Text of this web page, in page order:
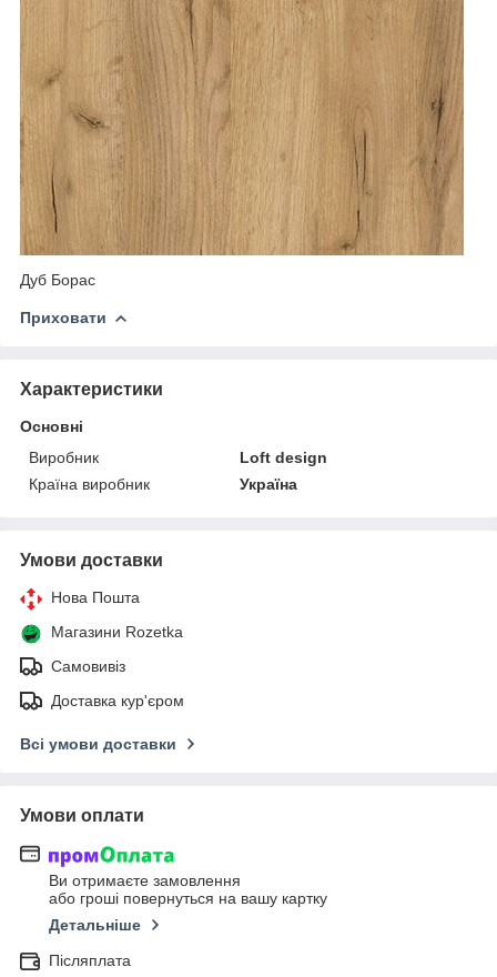
Дуб Борас
Приховати
Характеристики
Основні
Виробник
Loft design
Країна виробник
Україна
Умови доставки
Нова Пошта
Магазини Rozetka
Самовивіз
Доставка кур'єром
Всі умови доставки
Умови оплати
Ви отримаєте замовлення
або гроші повернуться на вашу картку
Детальніше
Післяплата